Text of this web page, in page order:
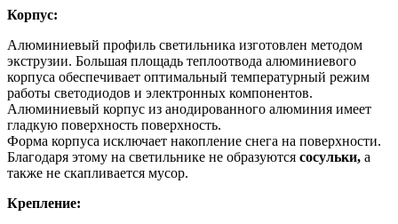
Корпус:
Алюминиевый профиль светильника изготовлен методом
экструзии. Большая площадь теплоотвода алюминиевого
корпуса обеспечивает оптимальный температурный режим
работы светодиодов и электронных компонентов.
Алюминиевый корпус из анодированного алюминия имеет
гладкую поверхность поверхность.
Форма корпуса исключает накопление снега на поверхности.
Благодаря этому на светильнике не образуются сосульки, а
также не скапливается мусор.
Крепление: